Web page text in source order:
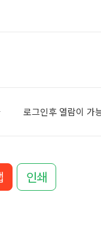
로그인후 열람이 가
인쇄